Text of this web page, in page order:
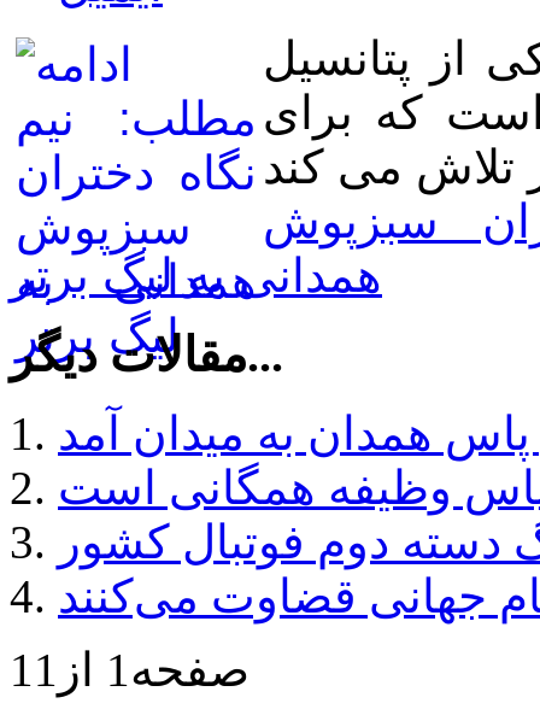
از پتانسیل
که برای
سبزپوش
همدانی به لیگ برتر
مقالات دیگر...
همدان به میدان آمد
پاس وظیفه همگانی است
دسته دوم فوتبال کشور
جهانی قضاوت می‌کنند
صفحه1 از11